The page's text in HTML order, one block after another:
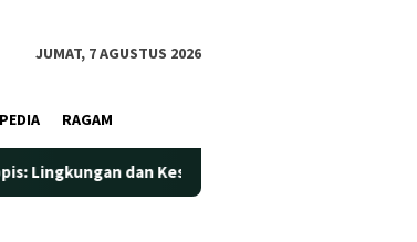
JUMAT, 7 AGUSTUS 2026
RAGAM
dan Kesehatan Jadi Prioritas